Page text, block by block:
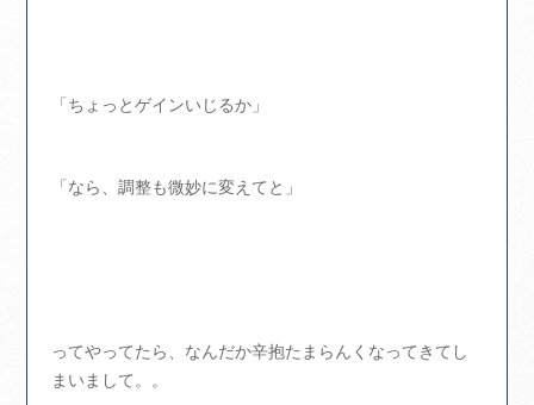
「ちょっとゲインいじるか」
「なら、調整も微妙に変えてと」
ってやってたら、なんだか辛抱たまらんくなってきてし
まいまして。。